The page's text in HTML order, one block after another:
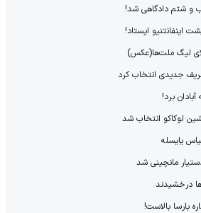
و شتم دادگاهی شد!
اینفانتنیو ایستاد!
لیگ ملت‌ها(عکس)
جدیدی انتخاب کرد
برد!
لوکاکو انتخاب شد
یایسله
مانچینی شد
درخشیدند
بارسا بالاست!